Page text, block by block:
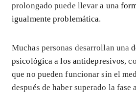
prolongado puede llevar a una
igualmente problemática.
Muchas personas desarrollan una
psicológica a los antidepresivos,
que no pueden funcionar sin el
después de haber superado la fase